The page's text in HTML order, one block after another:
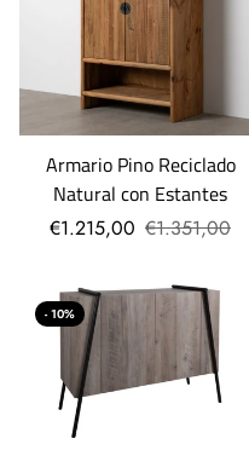
Armario Pino Reciclado
Natural con Estantes
€1.215,00 €1.351,00
- 10%